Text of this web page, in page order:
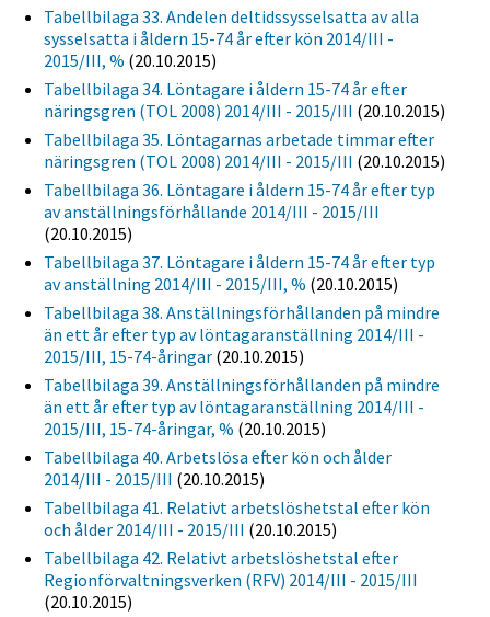
Tabellbilaga 33. Andelen deltidssysselsatta av alla
sysselsatta i åldern 15-74 år efter kön 2014/III -
2015/III, % (20.10.2015)
Tabellbilaga 34. Löntagare i åldern 15-74 år efter
näringsgren (TOL 2008) 2014/III - 2015/III (20.10.2015)
Tabellbilaga 35. Löntagarnas arbetade timmar efter
näringsgren (TOL 2008) 2014/III - 2015/III (20.10.2015)
Tabellbilaga 36. Löntagare i åldern 15-74 år efter typ
av anställningsförhållande 2014/III - 2015/III
(20.10.2015)
Tabellbilaga 37. Löntagare i åldern 15-74 år efter typ
av anställning 2014/III - 2015/III, % (20.10.2015)
Tabellbilaga 38. Anställningsförhållanden på mindre
än ett år efter typ av löntagaranställning 2014/III -
2015/III, 15-74-åringar (20.10.2015)
Tabellbilaga 39. Anställningsförhållanden på mindre
än ett år efter typ av löntagaranställning 2014/III -
2015/III, 15-74-åringar, % (20.10.2015)
Tabellbilaga 40. Arbetslösa efter kön och ålder
2014/III - 2015/III (20.10.2015)
Tabellbilaga 41. Relativt arbetslöshetstal efter kön
och ålder 2014/III - 2015/III (20.10.2015)
Tabellbilaga 42. Relativt arbetslöshetstal efter
Regionförvaltningsverken (RFV) 2014/III - 2015/III
(20.10.2015)